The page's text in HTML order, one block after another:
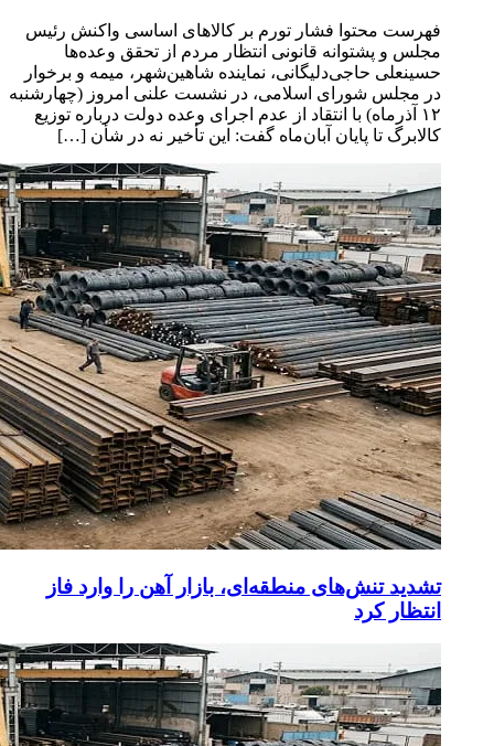
فهرست محتوا فشار تورم بر کالاهای اساسی واکنش رئیس
مجلس و پشتوانه قانونی انتظار مردم از تحقق وعده‌ها
حسینعلی حاجی‌دلیگانی، نماینده شاهین‌شهر، میمه و برخوار
در مجلس شورای اسلامی، در نشست علنی امروز (چهارشنبه
۱۲ آذرماه) با انتقاد از عدم اجرای وعده دولت درباره توزیع
کالابرگ تا پایان آبان‌ماه گفت: این تأخیر نه در شأن […]
تشدید تنش‌های منطقه‌ای، بازار آهن را وارد فاز
انتظار کرد